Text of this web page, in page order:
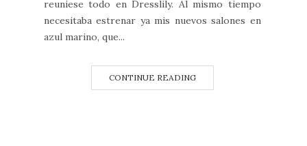
reuniese todo en Dresslily. Al mismo tiempo
necesitaba estrenar ya mis nuevos salones en
azul marino, que...
CONTINUE READING